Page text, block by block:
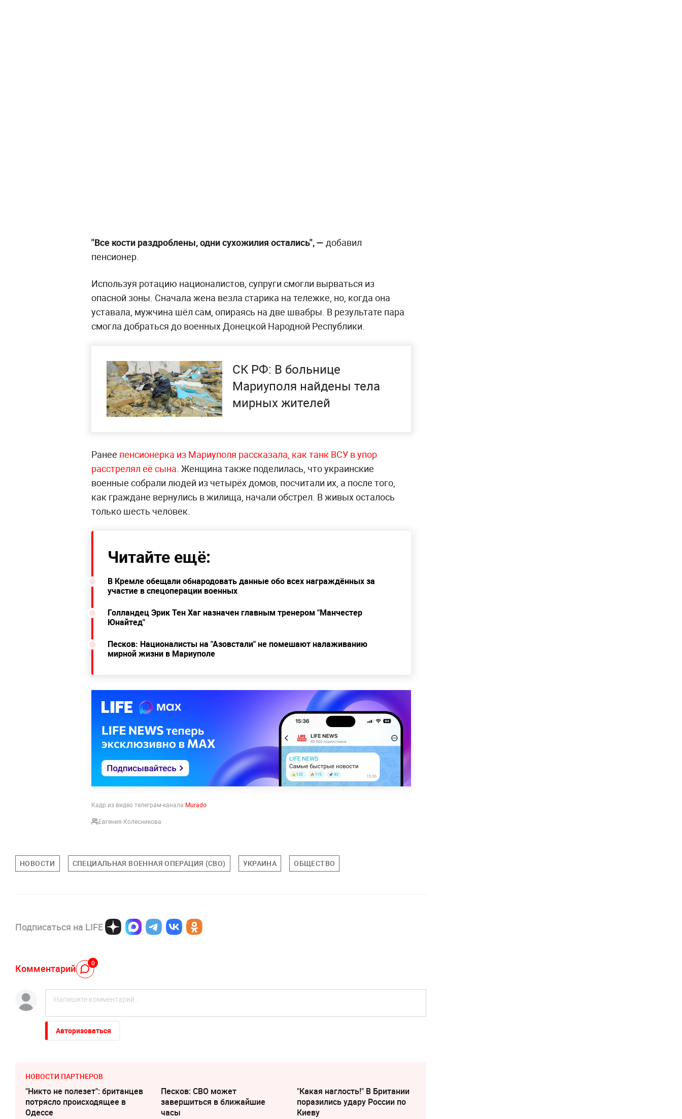
"Все кости раздроблены, одни сухожилия остались", — добавил
пенсионер.
Используя ротацию националистов, супруги смогли вырваться из
опасной зоны. Сначала жена везла старика на тележке, но, когда она
уставала, мужчина шёл сам, опираясь на две швабры. В результате пара
смогла добраться до военных Донецкой Народной Республики.
СК РФ: В больнице
Мариуполя найдены тела
мирных жителей
Ранее пенсионерка из Мариуполя рассказала, как танк ВСУ в упор
расстрелял её сына. Женщина также поделилась, что украинские
военные собрали людей из четырёх домов, посчитали их, а после того,
как граждане вернулись в жилища, начали обстрел. В живых осталось
только шесть человек.
Читайте ещё:
В Кремле обещали обнародовать данные обо всех награждённых за
участие в спецоперации военных
Голландец Эрик Тен Хаг назначен главным тренером "Манчестер
Юнайтед"
Песков: Националисты на "Азовстали" не помешают налаживанию
мирной жизни в Мариуполе
Кадр из видео телеграм-канала Murado
Евгения Колесникова
НОВОСТИ СПЕЦИАЛЬНАЯ ВОЕННАЯ ОПЕРАЦИЯ (СВО) УКРАИНА ОБЩЕСТВО
Подписаться на LIFE
Комментарий 0
Авторизоваться
НОВОСТИ ПАРТНЕРОВ
"Никто не полезет": британцев
потрясло происходящее в
Одессе
Песков: СВО может
завершиться в ближайшие
часы
"Какая наглость!" В Британии
поразились удару России по
Киеву